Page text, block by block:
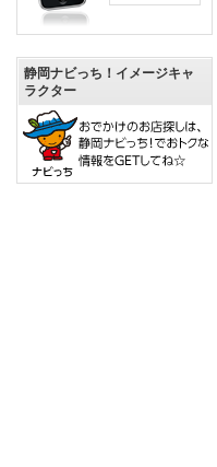
静岡ナビっち！イメージキャ
ラクター